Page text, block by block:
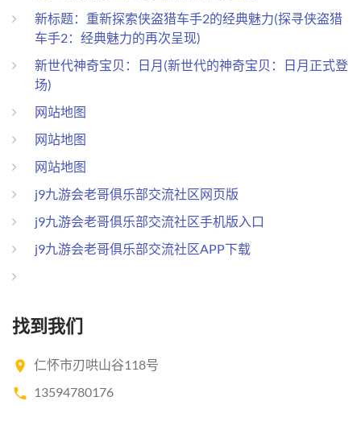
新标题：重新探索侠盗猎车手2的经典魅力(探寻侠盗猎
车手2：经典魅力的再次呈现)
新世代神奇宝贝：日月(新世代的神奇宝贝：日月正式登
场)
网站地图
网站地图
网站地图
j9九游会老哥俱乐部交流社区网页版
j9九游会老哥俱乐部交流社区手机版入口
j9九游会老哥俱乐部交流社区APP下载
找到我们
仁怀市刃哄山谷118号
13594780176